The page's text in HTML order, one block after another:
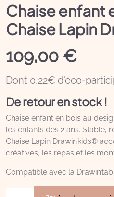
Chaise enfant
Chaise Lapin
109,00 €
Dont 0,22€ d'éco-
De retour en stock !
Chaise enfant en bois au
les enfants dès 2 ans. Stable,
Chaise Lapin Drawin’kids®
créatives, les repas et les
Compatible avec la